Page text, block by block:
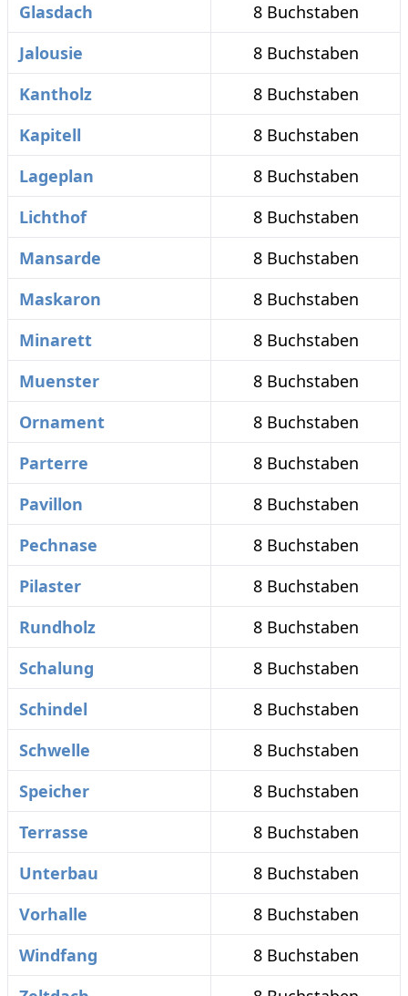
Glasdach
8 Buchstaben
Jalousie
8 Buchstaben
Kantholz
8 Buchstaben
Kapitell
8 Buchstaben
Lageplan
8 Buchstaben
Lichthof
8 Buchstaben
Mansarde
8 Buchstaben
Maskaron
8 Buchstaben
Minarett
8 Buchstaben
Muenster
8 Buchstaben
Ornament
8 Buchstaben
Parterre
8 Buchstaben
Pavillon
8 Buchstaben
Pechnase
8 Buchstaben
Pilaster
8 Buchstaben
Rundholz
8 Buchstaben
Schalung
8 Buchstaben
Schindel
8 Buchstaben
Schwelle
8 Buchstaben
Speicher
8 Buchstaben
Terrasse
8 Buchstaben
Unterbau
8 Buchstaben
Vorhalle
8 Buchstaben
Windfang
8 Buchstaben